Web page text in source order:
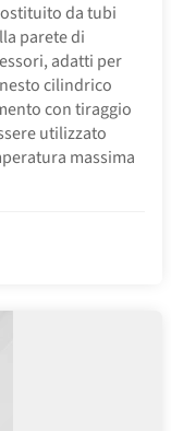
da tubi
parete di
adatti per
cilindrico
con tiraggio
utilizzato
massima